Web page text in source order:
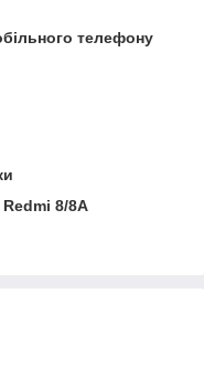
телефону
8/8A